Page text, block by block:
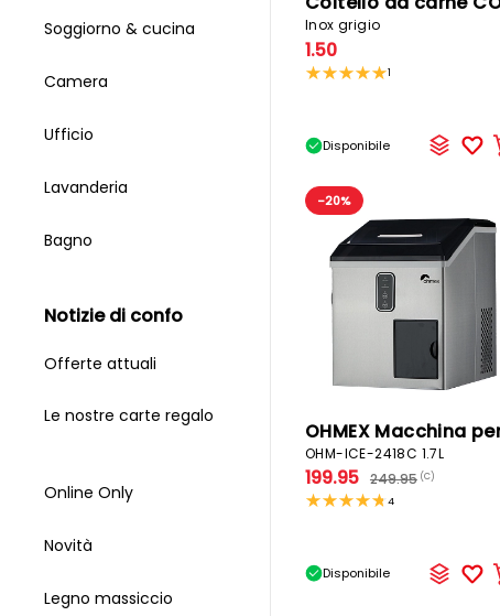
Soggiorno & cucina
Camera
Ufficio
Lavanderia
Bagno
notizie di confo
Offerte attuali
Le nostre carte regalo
Online Only
Novità
Legno massiccio
Inox grigio
1.50
1
Disponibile
-20%
OHM-ICE-2418C 1.7L
199.95 249.95 (C)
4
Disponibile